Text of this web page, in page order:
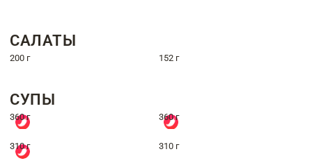
САЛАТЫ
200 г 152 г
СУПЫ
360 г 360 г
310 г 310 г